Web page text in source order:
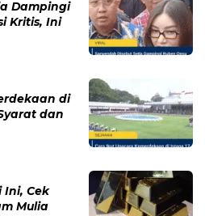
Belasan Penumpang,
Dampingi Ruben Onsu Saat